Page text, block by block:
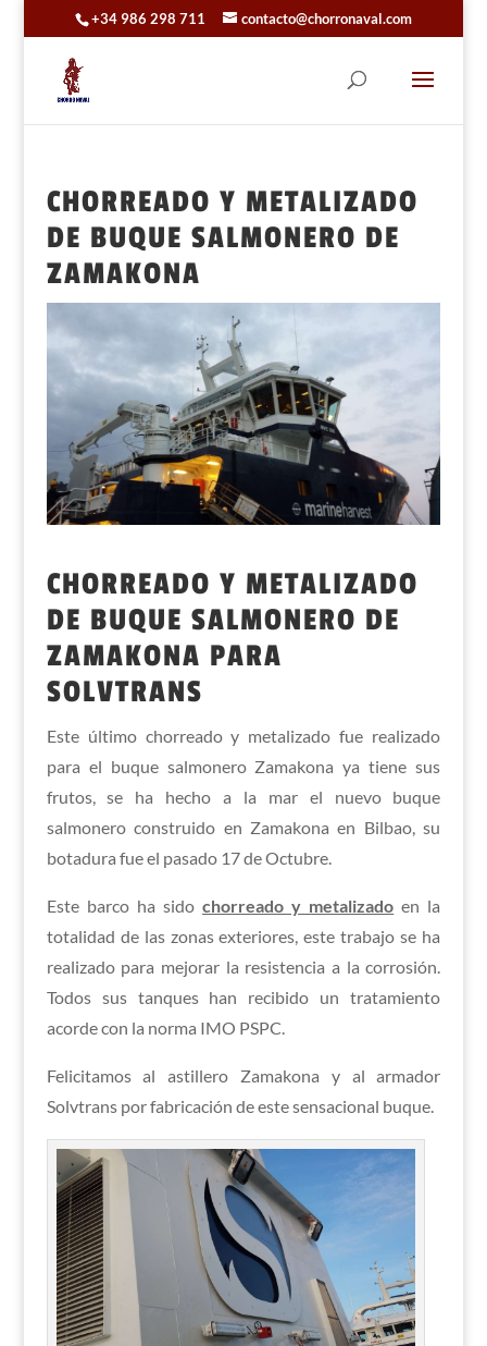
+34 986 298 711 contacto@chorronaval.com
CHORREADO Y METALIZADO
DE BUQUE SALMONERO DE
ZAMAKONA
CHORREADO Y METALIZADO
DE BUQUE SALMONERO DE
ZAMAKONA PARA
SOLVTRANS
Este último chorreado y metalizado fue realizado
para el buque salmonero Zamakona ya tiene sus
frutos, se ha hecho a la mar el nuevo buque
salmonero construido en Zamakona en Bilbao, su
botadura fue el pasado 17 de Octubre.
Este barco ha sido chorreado y metalizado en la
totalidad de las zonas exteriores, este trabajo se ha
realizado para mejorar la resistencia a la corrosión.
Todos sus tanques han recibido un tratamiento
acorde con la norma IMO PSPC.
Felicitamos al astillero Zamakona y al armador
Solvtrans por fabricación de este sensacional buque.